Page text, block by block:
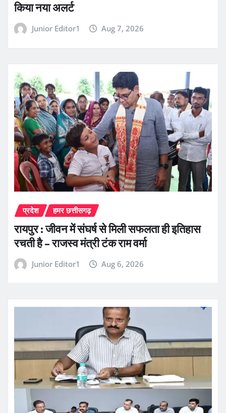
किया नया अलर्ट
Junior Editor1 Aug 7, 2026
प्रदेश हमर छत्तीसगढ़
रायपुर : जीवन में संघर्ष से मिली सफलता ही इतिहास
रचती है – राजस्व मंत्री टंक राम वर्मा
Junior Editor1 Aug 6, 2026